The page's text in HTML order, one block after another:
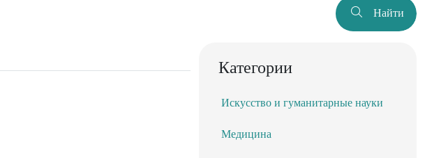
Найти
Категории
Искусство и гуманитарные науки
Медицина